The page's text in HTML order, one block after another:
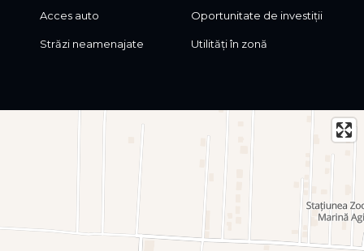
Acces auto Oportunitate de investiții
Străzi neamenajate Utilități în zonă